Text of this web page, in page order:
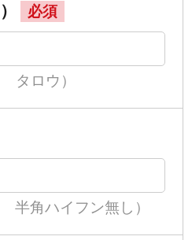
必須
タロウ）
半角ハイフン無し）